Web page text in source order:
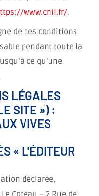
www.cnil.fr/.
de ces conditions
pendant toute la
ce qu’une
LÉGALES
SITE ») :
VIVES
« L'ÉDITEUR
déclarée,